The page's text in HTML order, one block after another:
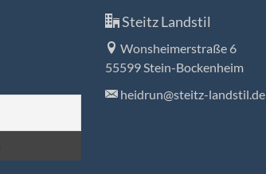
Steitz Landstil
Wonsheimerstraße 6
55599 Stein-Bockenheim
heidrun@steitz-landstil.de